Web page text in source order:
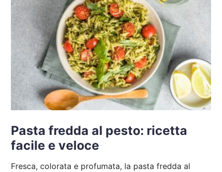
Pasta fredda al pesto: ricetta
facile e veloce
Fresca, colorata e profumata, la pasta fredda al